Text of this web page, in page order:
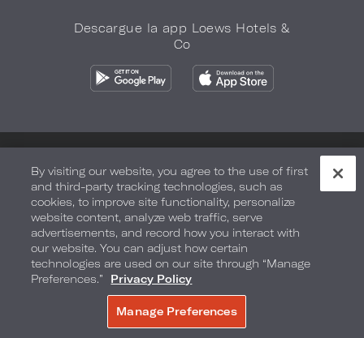
Descargue la app Loews Hotels &
Co
Seguridad y bienestar Términos de Uso Accesibilidad
Mapa del sitio Sus opciones de privacidad
DERECHOS DE AUTOR 2026.LOEWS HOTELS & CO
By visiting our website, you agree to the use of first
and third-party tracking technologies, such as
cookies, to improve site functionality, personalize
website content, analyze web traffic, serve
advertisements, and record how you interact with
our website. You can adjust how certain
technologies are used on our site through “Manage
Preferences.”
Privacy Policy
Manage Preferences